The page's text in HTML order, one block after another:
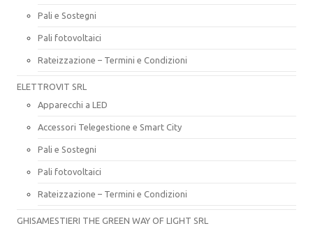
Pali e Sostegni
Pali fotovoltaici
Rateizzazione – Termini e Condizioni
ELETTROVIT SRL
Apparecchi a LED
Accessori Telegestione e Smart City
Pali e Sostegni
Pali fotovoltaici
Rateizzazione – Termini e Condizioni
GHISAMESTIERI THE GREEN WAY OF LIGHT SRL